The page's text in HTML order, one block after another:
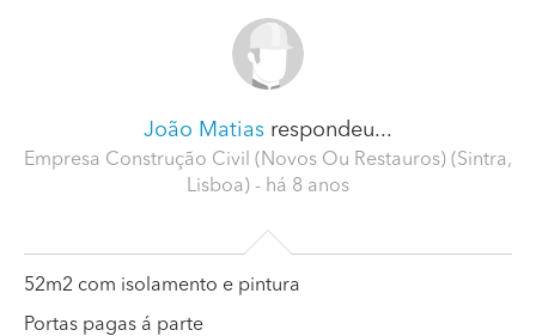
João Matias respondeu...
Empresa Construção Civil (Novos Ou Restauros) (Sintra,
Lisboa) - há 8 anos
52m2 com isolamento e pintura
Portas pagas á parte